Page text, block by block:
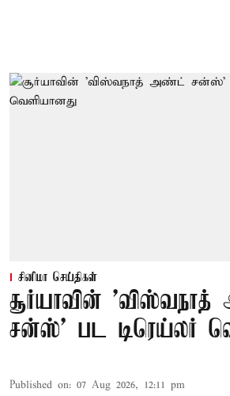
சினிமா செய்திகள்
சூர்யாவின்
சன்ஸ்' பட டிரெய்லர்
Published on: 07 Aug 2026, 12:11 pm